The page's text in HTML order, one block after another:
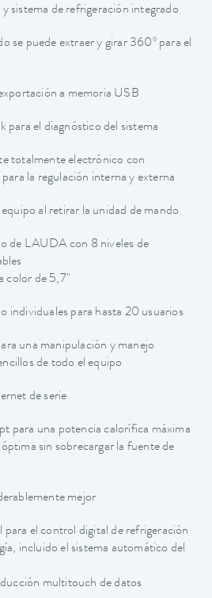
sistema de refrigeración integrado
se puede extraer y girar 360º para el
a memoria USB
para el diagnóstico del sistema
totalmente electrónico con
la regulación interna y externa
al retirar la unidad de mando
de LAUDA con 8 niveles de
color de 5,7"
individuales para hasta 20 usuarios
una manipulación y manejo
de todo el equipo
de serie
para una potencia calorífica máxima
sin sobrecargar la fuente de
mejor
para el control digital de refrigeración
incluido el sistema automático del
multitouch de datos